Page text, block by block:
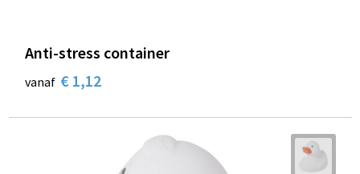
Anti-stress container
vanaf € 1,12